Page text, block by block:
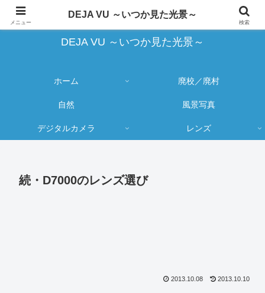
蔵出し写真の大売り出しとカメラ物欲のブログ
DEJA VU ～いつか見た光景～
ホーム 廃校／廃村
自然 風景写真
デジタルカメラ レンズ
続・D7000のレンズ選び
2013.10.08 2013.10.10
メニュー
DEJA VU ～いつか見た光景～
検索